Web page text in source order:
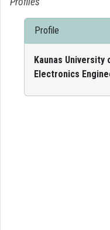
Log In
Categories
Profile
Kaunas
Electronics